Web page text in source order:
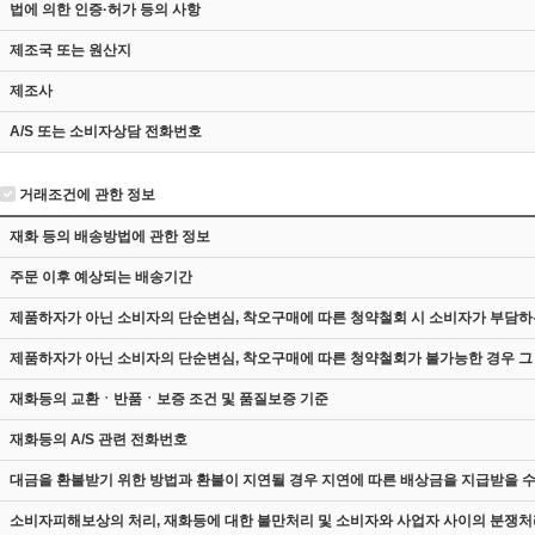
법에 의한 인증·허가 등의 사항
제조국 또는 원산지
제조사
A/S 또는 소비자상담 전화번호
거래조건에 관한 정보
재화 등의 배송방법에 관한 정보
주문 이후 예상되는 배송기간
제품하자가 아닌 소비자의 단순변심, 착오구매에 따른 청약철회 시 소비자가 부담
제품하자가 아닌 소비자의 단순변심, 착오구매에 따른 청약철회가 불가능한 경우
재화등의 교환ㆍ반품ㆍ보증 조건 및 품질보증 기준
재화등의 A/S 관련 전화번호
대금을 환불받기 위한 방법과 환불이 지연될 경우 지연에 따른 배상금을 지급받을
소비자피해보상의 처리, 재화등에 대한 불만처리 및 소비자와 사업자 사이의 분쟁